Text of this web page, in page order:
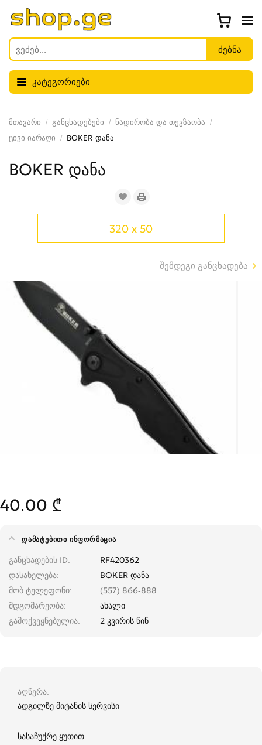
კატეგორიები
მთავარი განცხადებები
ნადირობა და თევზაობა
ცივი იარაღი
BOKER დანა
BOKER დანა
320 x 50
შემდეგი განცხადება
40.00 ₾
ᲓᲐᲛᲐᲢᲔᲑᲘᲗᲘ ᲘᲜᲤᲝᲠᲛᲐᲪᲘᲐ
განცხადების ID
RF420362
დასახელება
BOKER დანა
მობ.ტელეფონი
(557) 866-888
მდგომარეობა
ახალი
გამოქვეყნებულია
2 კვირის წინ
აღწერა
ადგილზე მიტანის სერვისი
სასაჩუქრე ყუთით